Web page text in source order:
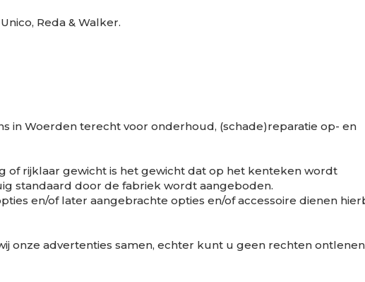
Reda & Walker.
in Woerden terecht voor onderhoud, (schade)reparatie op- en
of rijklaar gewicht is het gewicht dat op het kenteken wordt
standaard door de fabriek wordt aangeboden.
en/of later aangebrachte opties en/of accessoire dienen
onze advertenties samen, echter kunt u geen rechten